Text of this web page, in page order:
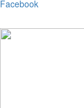
Facebook